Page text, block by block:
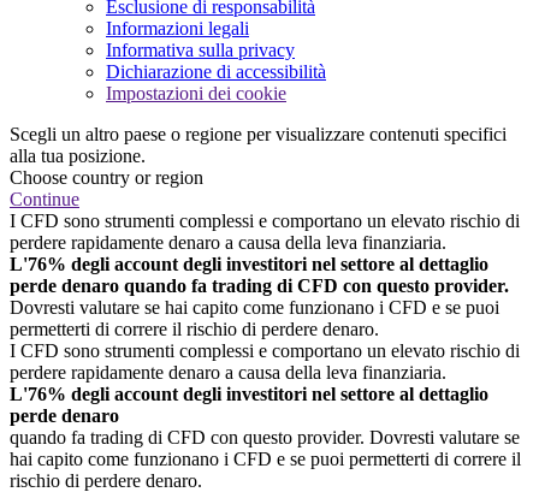
Esclusione di responsabilità
Informazioni legali
Informativa sulla privacy
Dichiarazione di accessibilità
Impostazioni dei cookie
Scegli un altro paese o regione per visualizzare contenuti specifici
alla tua posizione.
Choose country or region
Continue
I CFD sono strumenti complessi e comportano un elevato rischio di
perdere rapidamente denaro a causa della leva finanziaria.
L'76% degli account degli investitori nel settore al dettaglio
perde denaro quando fa trading di CFD con questo provider.
Dovresti valutare se hai capito come funzionano i CFD e se puoi
permetterti di correre il rischio di perdere denaro.
I CFD sono strumenti complessi e comportano un elevato rischio di
perdere rapidamente denaro a causa della leva finanziaria.
L'76% degli account degli investitori nel settore al dettaglio
perde denaro
quando fa trading di CFD con questo provider. Dovresti valutare se
hai capito come funzionano i CFD e se puoi permetterti di correre il
rischio di perdere denaro.